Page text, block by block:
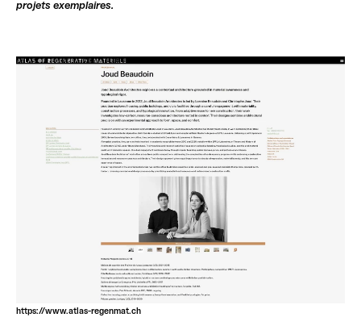
projets exemplaires.
https://www.atlas-regenmat.ch